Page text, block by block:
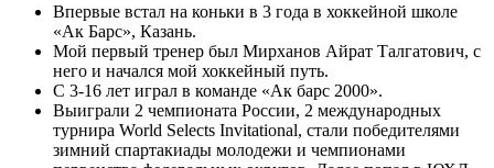
Впервые встал на коньки в 3 года в хоккейной школе
«Ак Барс», Казань.
Мой первый тренер был Мирханов Айрат Талгатович, с
него и начался мой хоккейный путь.
С 3-16 лет играл в команде «Ак барс 2000».
Выиграли 2 чемпионата России, 2 международных
турнира World Selects Invitational, стали победителями
зимний спартакиады молодежи и чемпионами